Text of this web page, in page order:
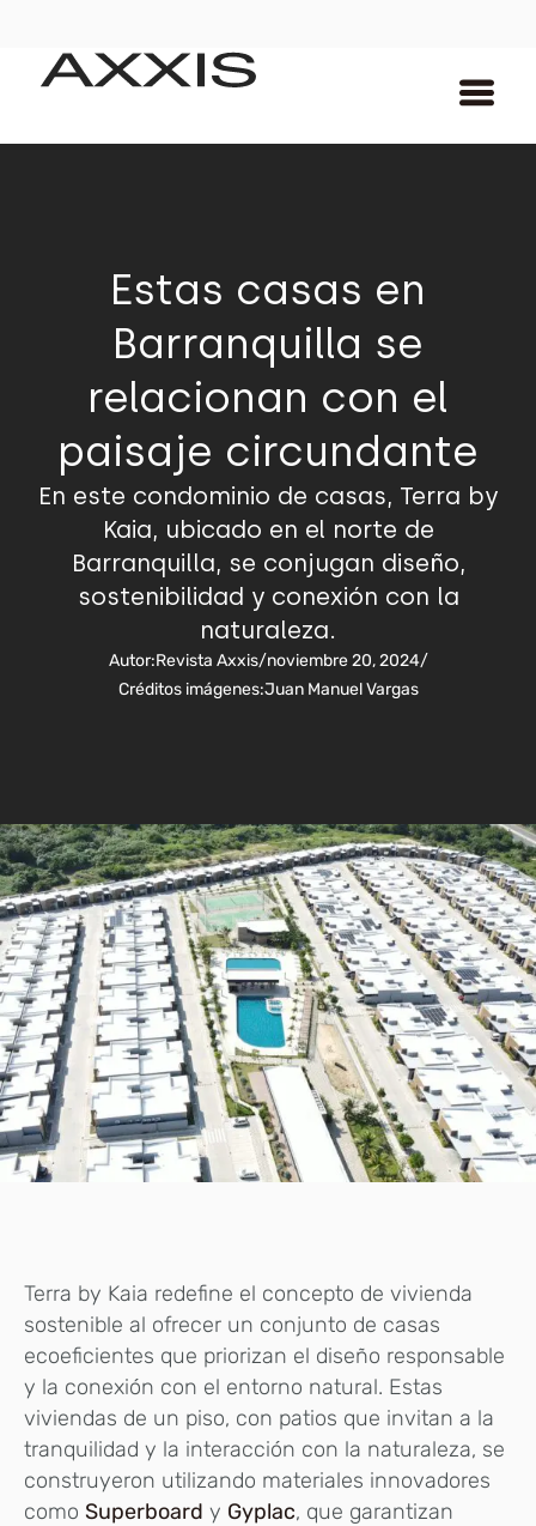
Estas casas en
Barranquilla se
relacionan con el
paisaje circundante
En este condominio de casas, Terra by
Kaia, ubicado en el norte de
Barranquilla, se conjugan diseño,
sostenibilidad y conexión con la
naturaleza.
Autor:Revista Axxis/noviembre 20, 2024/
Créditos imágenes:Juan Manuel Vargas
Terra by Kaia redefine el concepto de vivienda
sostenible al ofrecer un conjunto de casas
ecoeficientes que priorizan el diseño responsable
y la conexión con el entorno natural. Estas
viviendas de un piso, con patios que invitan a la
tranquilidad y la interacción con la naturaleza, se
construyeron utilizando materiales innovadores
como Superboard y Gyplac, que garantizan